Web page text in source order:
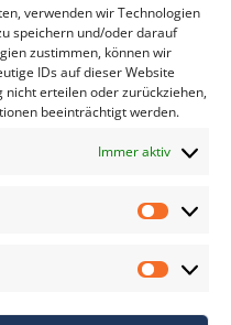
verwenden wir Technologien
speichern und/oder darauf
zustimmen, können wir
IDs auf dieser Website
erteilen oder zurückziehen,
beeinträchtigt werden.
Immer aktiv
2025
um
mit
zu
als
Der